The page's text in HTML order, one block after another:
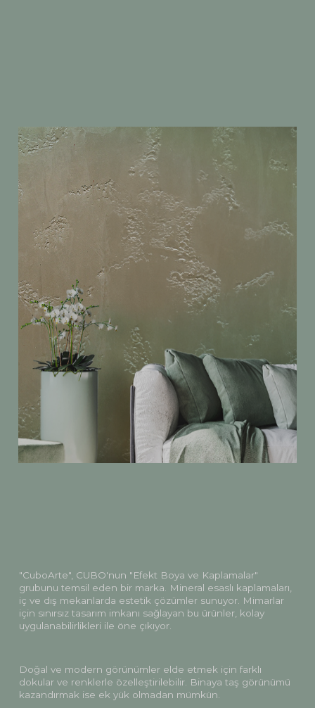
"CuboArte", CUBO'nun "Efekt Boya ve Kaplamalar"
grubunu temsil eden bir marka. Mineral esaslı kaplamaları,
iç ve dış mekanlarda estetik çözümler sunuyor. Mimarlar
için sınırsız tasarım imkanı sağlayan bu ürünler, kolay
uygulanabilirlikleri ile öne çıkıyor.
Doğal ve modern görünümler elde etmek için farklı
dokular ve renklerle özelleştirilebilir. Binaya taş görünümü
kazandırmak ise ek yük olmadan mümkün.